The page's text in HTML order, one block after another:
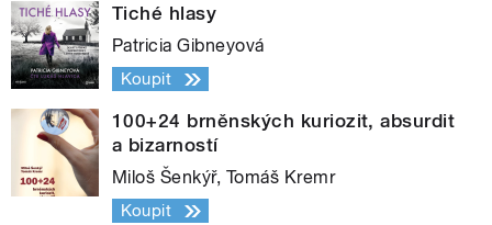
Tiché hlasy
Patricia Gibneyová
Koupit
100+24 brněnských kuriozit, absurdit
a bizarností
Miloš Šenkýř, Tomáš Kremr
Koupit